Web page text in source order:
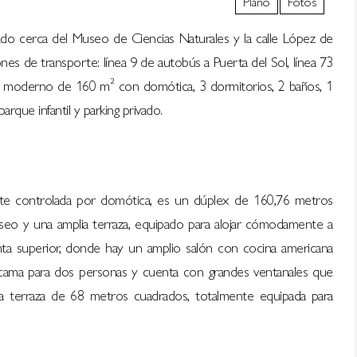
cerca del Museo de Ciencias Naturales y la calle López de
de transporte: línea 9 de autobús a Puerta del Sol, línea 73
de 160 m² con domótica, 3 dormitorios, 2 baños, 1
infantil y parking privado.
controlada por domótica, es un dúplex de 160,76 metros
y una amplia terraza, equipado para alojar cómodamente a
superior, donde hay un amplio salón con cocina americana
para dos personas y cuenta con grandes ventanales que
de 68 metros cuadrados, totalmente equipada para